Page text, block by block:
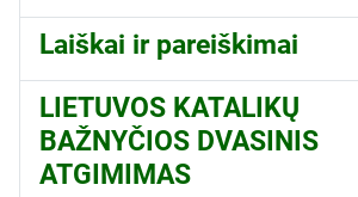
Laiškai ir pareiškimai
LIETUVOS KATALIKŲ
BAŽNYČIOS DVASINIS
ATGIMIMAS